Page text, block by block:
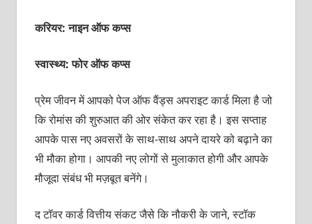
करियर: नाइन ऑफ कप्‍स
स्वास्थ्य: फोर ऑफ कप्‍स
प्रेम जीवन में आपको पेज ऑफ वैंड्स अपराइट कार्ड मिला है जो
कि रोमांस की शुरुआत की ओर संकेत कर रहा है। इस सप्‍ताह
आपके पास नए अवसरों के साथ-साथ अपने दायरे को बढ़ाने का
भी मौका होगा। आपकी नए लोगों से मुलाकात होगी और आपके
मौजूदा संबंध भी मज़बूत बनेंगे।
द टॉवर कार्ड वित्तीय संकट जैसे कि नौकरी के जाने, स्‍टॉक